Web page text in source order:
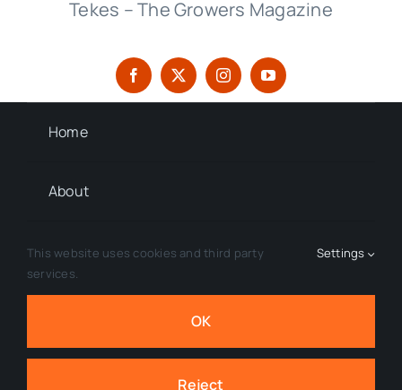
Tekes – The Growers Magazine
Home
About
Contact
© 2026 Tekes Magazine • All Rights Reserved.
This website uses cookies and third party
services.
Settings
OK
Reject